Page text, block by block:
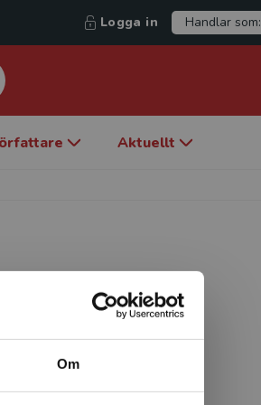
Om
Logga in Handlar som:
Aktuellt
och disputerade år
tillsammans med Jyrki
historia under 1700-